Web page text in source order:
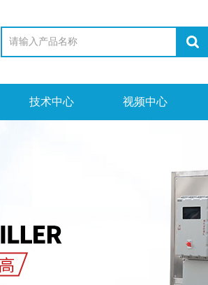
技术中心 视频中心